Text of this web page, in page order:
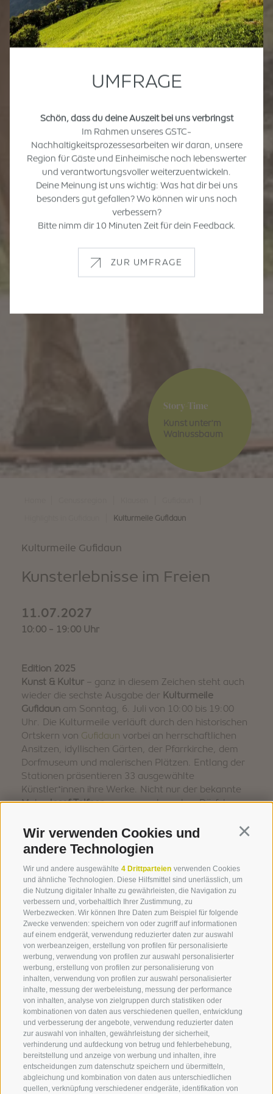
Wir verwenden Cookies und
andere Technologien
Wir und andere ausgewählte 4 Drittparteien verwenden Cookies
und ähnliche Technologien. Diese Hilfsmittel sind unerlässlich, um
die Nutzung digitaler Inhalte zu gewährleisten, die Navigation zu
verbessern und, vorbehaltlich Ihrer Zustimmung, zu
Werbezwecken. Wir können Ihre Daten zum Beispiel für folgende
Zwecke verwenden: speichern von oder zugriff auf informationen
auf einem endgerät, verwendung reduzierter daten zur auswahl
von werbeanzeigen, erstellung von profilen für personalisierte
werbung, verwendung von profilen zur auswahl personalisierter
werbung, erstellung von profilen zur personalisierung von
inhalten, verwendung von profilen zur auswahl personalisierter
inhalte, messung der werbeleistung, messung der performance
von inhalten, analyse von zielgruppen durch statistiken oder
kombinationen von daten aus verschiedenen quellen, entwicklung
und verbesserung der angebote, verwendung reduzierter daten
zur auswahl von inhalten, gewährleistung der sicherheit,
verhinderung und aufdeckung von betrug und fehlerbehebung,
bereitstellung und anzeige von werbung und inhalten, ihre
entscheidungen zum datenschutz speichern und übermitteln,
abgleichung und kombination von daten aus unterschiedlichen
quellen, verknüpfung verschiedener endgeräte, identifikation von
UMFRAGE
Schön, dass du deine Auszeit bei uns verbringst
Im Rahmen unseres GSTC-
Nachhaltigkeitsprozessesarbeiten wir daran, unsere
Region für Gäste und Einheimische noch lebenswerter
und verantwortungsvoller weiterzuentwickeln.
Deine Meinung ist uns wichtig: Was hat dir bei uns
besonders gut gefallen? Wo können wir uns noch
verbessern?
Bitte nimm dir 10 Minuten Zeit für dein Feedback.
ZUR UMFRAGE
Story-Time
Kunst unter'm
Walnussbaum
Kulturmeile Gufidaun
Kulturmeile Gufidaun
Kunsterlebnisse im Freien
11.07.2027
10:00 - 19:00 Uhr
Edition 2025
Kunst & Kultur – ganz in diesem Zeichen steht auch
wieder die sechste Ausgabe der Kulturmeile
Gufidaun am Sonntag, 6. Juli von 10:00 bis 19:00
Uhr. Die Kulturmeile verläuft durch den historischen
Ortskern von Gufidaun vorbei an herrschaftlichen
Ansitzen, idyllischen Gärten, der Pfarrkirche, dem
Dorfmuseum und malerischen Plätzen. Entlang der
Stationen präsentieren 33 ausgewählte
Künstler*innen ihre Werke. Nicht nur der bekannte
MalerJosef Telfnerwar vom schmucken Dörfchen
ihre Inspiration.
Jeder, der Gufidaun auf eine ganz besondere Weise
kennenlernen möchte, ist eingeladen, sich vom
künstlerischen Flair des Ortesbeeindrucken zu
lassen. Beim Schlendern auf der Kulturmeile kann
man die einzigartige Kreativität von verschiedenen
Künstler*innen bewundern und die Vielfalt der
Kunst- und Kulturszene entdecken. Musikalisch
umrahmt wird die Veranstaltung dabei von den
urigen und innigen Klängen derGruppe „Titlá“
Für den vollendeten Kulturgenuss ist mit
kulinarischen Köstlichkeiten und einem guten
Tropfen Eisacktaler Wein gesorgt.
FLYER KULTURMEILE GUFIDAUN